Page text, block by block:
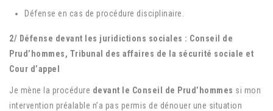
Défense en cas de procédure disciplinaire.
2/ Défense devant les juridictions sociales : Conseil de
Prud’hommes, Tribunal des affaires de la sécurité sociale et
Cour d’appel
Je mène la procédure devant le Conseil de Prud’hommes si mon
intervention préalable n’a pas permis de dénouer une situation